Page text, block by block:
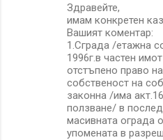
Здравейте,
имам конкретен
Вашият коментар:
1.Сграда /етажна
1996г.в частен
отстъпено право
собственост на
законна /има
ползване/ в
масивната ограда
упомената в